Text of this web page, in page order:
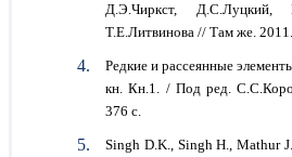
Д.Э.Чиркст, Д.С.Луцкий,
Т.Е.Литвинова // Там же.
Редкие и рассеянные
кн. Кн.1. / Под ред.
376 с.
Singh D.K., Singh H., Mathur